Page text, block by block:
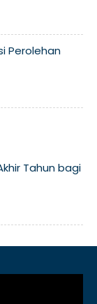
Perolehan
Tahun bagi